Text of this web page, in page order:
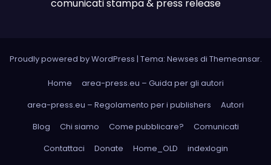
comunicati stampa & press release
Proudly powered by WordPress | Tema: Newses di Themeansar.
Home
area-press.eu – Guida per gli autori
area-press.eu – Regolamento per i publishers
Autori
Blog
Chi siamo Come pubblicare?
Comunicati
Contattaci
Donate Home_OLD
indexlogin